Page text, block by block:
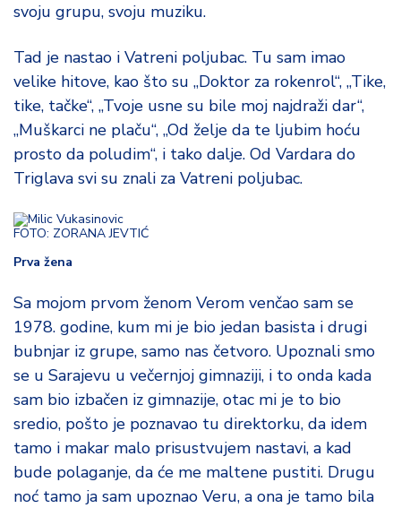
svoju grupu, svoju muziku.
Tad je nastao i Vatreni poljubac. Tu sam imao
velike hitove, kao što su „Doktor za rokenrol“, „Tike,
tike, tačke“, „Tvoje usne su bile moj najdraži dar“,
„Muškarci ne plaču“, „Od želje da te ljubim hoću
prosto da poludim“, i tako dalje. Od Vardara do
Triglava svi su znali za Vatreni poljubac.
FOTO: ZORANA JEVTIĆ
Prva žena
Sa mojom prvom ženom Verom venčao sam se
1978. godine, kum mi je bio jedan basista i drugi
bubnjar iz grupe, samo nas četvoro. Upoznali smo
se u Sarajevu u večernjoj gimnaziji, i to onda kada
sam bio izbačen iz gimnazije, otac mi je to bio
sredio, pošto je poznavao tu direktorku, da idem
tamo i makar malo prisustvujem nastavi, a kad
bude polaganje, da će me maltene pustiti. Drugu
noć tamo ja sam upoznao Veru, a ona je tamo bila